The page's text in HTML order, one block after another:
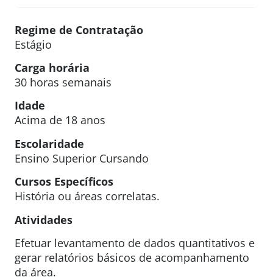
Regime de Contratação
Estágio
Carga horária
30 horas semanais
Idade
Acima de 18 anos
Escolaridade
Ensino Superior Cursando
Cursos Específicos
História ou áreas correlatas.
Atividades
Efetuar levantamento de dados quantitativos e
gerar relatórios básicos de acompanhamento
da área.